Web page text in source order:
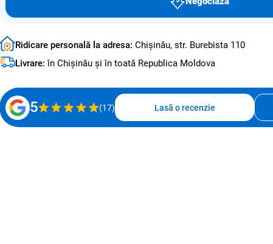
Ridicare personală la adresa: Chișinău, str. Burebista 110
Livrare:în Chișinău și în toată Republica Moldova
5 (17) Lasă o recenzie